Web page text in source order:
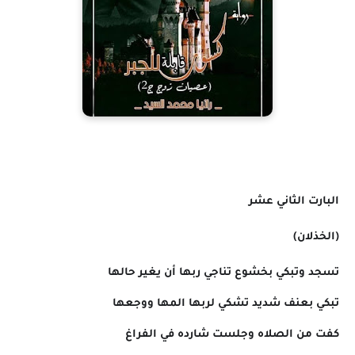
البارت الثاني عشر
(الخذلان)
تسجد وتبكي بخشوع تناجي ربها أن يغير حالها
تبكي بعنف شديد تشكي لربها المها ووجعها
كفت من الصلاه وجلست شارده في الفراغ